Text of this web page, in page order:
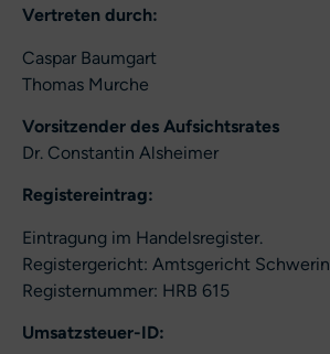
Vertreten durch:
Caspar Baumgart
Thomas Murche
Vorsitzender des Aufsichtsrates
Dr. Constantin Alsheimer
Registereintrag:
Eintragung im Handelsregister.
Registergericht: Amtsgericht Schwerin
Registernummer: HRB 615
Umsatzsteuer-ID: